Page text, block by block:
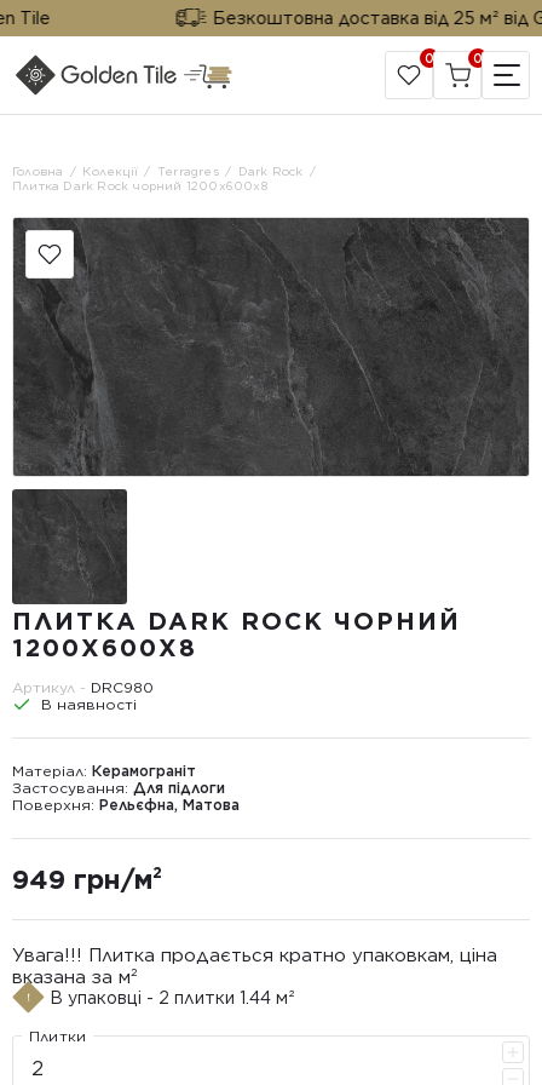
Безкоштовна доставка від 25 м² від
САЙТ КОМПАНІЇ
0 0
Головна Колекції Terragres
Dark Rock
Плитка Dark Rock чорний 1200x600x8
ПЛИТКА DARK ROCK ЧОРНИЙ
1200X600X8
Артикул - DRС980
В наявності
Матеріал: Керамограніт
Застосування: Для підлоги
Поверхня: Рельєфна, Матова
949 грн/м²
Увага!!! Плитка продається кратно упаковкам, ціна
вказана за м²
В упаковці - 2 плитки 1.44 м²
Плитки